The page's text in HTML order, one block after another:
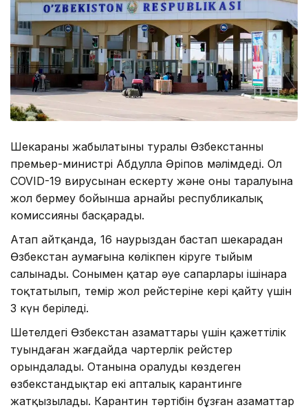
Шекараның жабылатыны туралы Өзбекстанның
премьер-министрі Абдулла Әріпов мәлімдеді. Ол
COVID-19 вирусынан ескерту және оның таралуына
жол бермеу бойынша арнайы республикалық
комиссияны басқарады.
Атап айтқанда, 16 наурыздан бастап шекарадан
Өзбекстан аумағына көлікпен кіруге тыйым
салынады. Сонымен қатар әуе сапарлары ішінара
тоқтатылып, темір жол рейстеріне кері қайту үшін
3 күн беріледі.
Шетелдегі Өзбекстан азаматтары үшін қажеттілік
туындаған жағдайда чартерлік рейстер
орындалады. Отанына оралуды көздеген
өзбекстандықтар екі апталық карантинге
жатқызылады. Карантин тәртібін бұзған азаматтар